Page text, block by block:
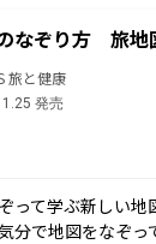
なぞり方 旅
旅と健康
発売
って学ぶ新しい地
分で地図をなぞっ